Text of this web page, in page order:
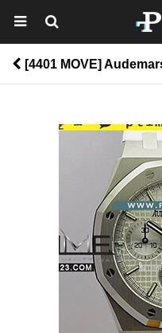
[4401 MOVE] Audemars Piguet Royal Oak Chrono 26240 50th SS V2